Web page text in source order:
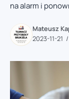
na alarm i
Mateusz
2023-11-21